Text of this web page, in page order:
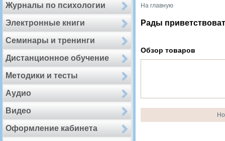
Журналы по психологии
Электронные книги
Семинары и тренинги
Дистанционное обучение
Методики и тесты
Аудио
Видео
Оформление кабинета
На главную
Рады
Обзор товаров